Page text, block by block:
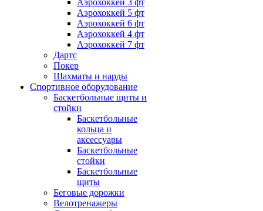
Аэрохоккей 3 фт
Аэрохоккей 5 фт
Аэрохоккей 6 фт
Аэрохоккей 4 фт
Аэрохоккей 7 фт
Дартс
Покер
Шахматы и нарды
Спортивное оборудование
Баскетбольные щиты и
стойки
Баскетбольные
кольца и
аксессуары
Баскетбольные
стойки
Баскетбольные
щиты
Беговые дорожки
Велотренажеры